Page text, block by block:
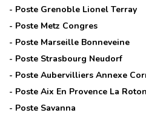
- Poste Grenoble Lionel Terray
- Poste Metz Congres
- Poste Marseille Bonneveine
- Poste Strasbourg Neudorf
- Poste Aubervilliers Annexe
- Poste Aix En Provence La
- Poste Savanna